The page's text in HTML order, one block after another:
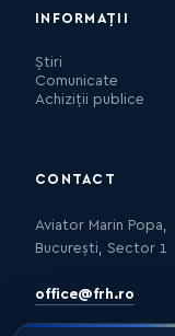
INFORMAȚII
Știri
Comunicate
Achiziții publice
CONTACT
Aviator Marin Popa,
București, Sector 1
office@frh.ro